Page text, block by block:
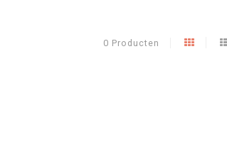
0 Producten